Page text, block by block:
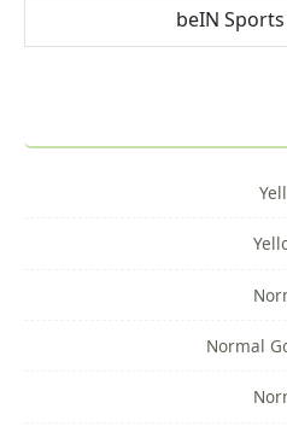
beIN Sports
Normal